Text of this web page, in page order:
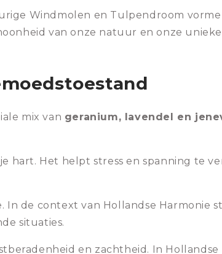
Windmolen en Tulpendroom
van onze natuur en onze
mix van geranium, lavendel en
hart. Het helpt stress en spanning te
de context van Hollandse Harmonie
situaties.
en zachtheid. In Hollandse